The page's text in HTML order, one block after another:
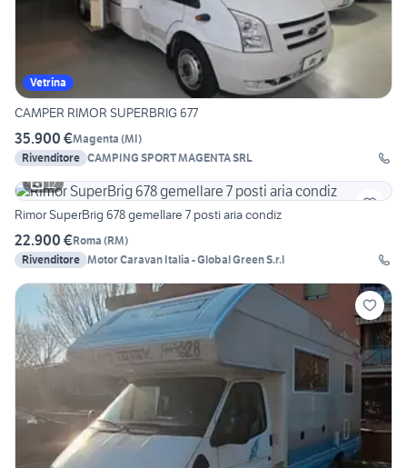
Vetrina
CAMPER RIMOR SUPERBRIG 677
35.900 €Magenta (MI)
Rivenditore CAMPING SPORT MAGENTA SRL
12
Rimor SuperBrig 678 gemellare 7 posti aria condiz
22.900 €Roma (RM)
Rivenditore Motor Caravan Italia - Global Green S.r.l